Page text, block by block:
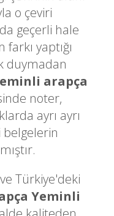
o çeviri
geçerli hale
yaptığı
duymadan
arapça
noter,
ayrı ayrı
belgelerin
Türkiye'deki
Yeminli